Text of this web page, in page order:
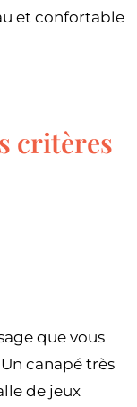
et confortable
critères
que vous
canapé très
de jeux